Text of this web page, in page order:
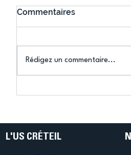
Commentaires
Rédigez un commentaire...
L'US CRÉTEIL